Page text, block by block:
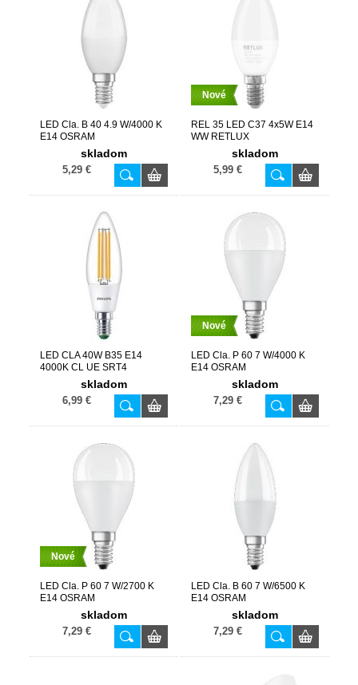
LED Cla. B 40 4.9 W/4000 K
E14 OSRAM
skladom
5,29 €
Nové
REL 35 LED C37 4x5W E14
WW RETLUX
skladom
5,99 €
LED CLA 40W B35 E14
4000K CL UE SRT4
skladom
6,99 €
Nové
LED Cla. P 60 7 W/4000 K
E14 OSRAM
skladom
7,29 €
Nové
LED Cla. P 60 7 W/2700 K
E14 OSRAM
skladom
7,29 €
LED Cla. B 60 7 W/6500 K
E14 OSRAM
skladom
7,29 €